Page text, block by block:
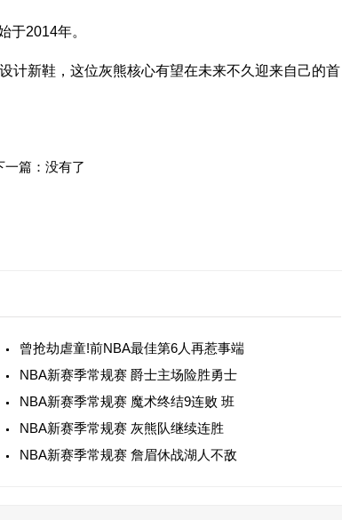
2014年。
新鞋，这位灰熊核心有望在未来不久迎来自己的首
一篇：没有了
曾抢劫虐童!前NBA最佳第6人再惹事端
NBA新赛季常规赛 爵士主场险胜勇士
NBA新赛季常规赛 魔术终结9连败 班
NBA新赛季常规赛 灰熊队继续连胜
NBA新赛季常规赛 詹眉休战湖人不敌